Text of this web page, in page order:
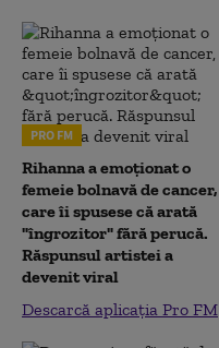
PRO FM
Rihanna a emoționat o
femeie bolnavă de cancer,
care îi spusese că arată
"îngrozitor" fără perucă.
Răspunsul artistei a
devenit viral
Descarcă aplicația Pro FM